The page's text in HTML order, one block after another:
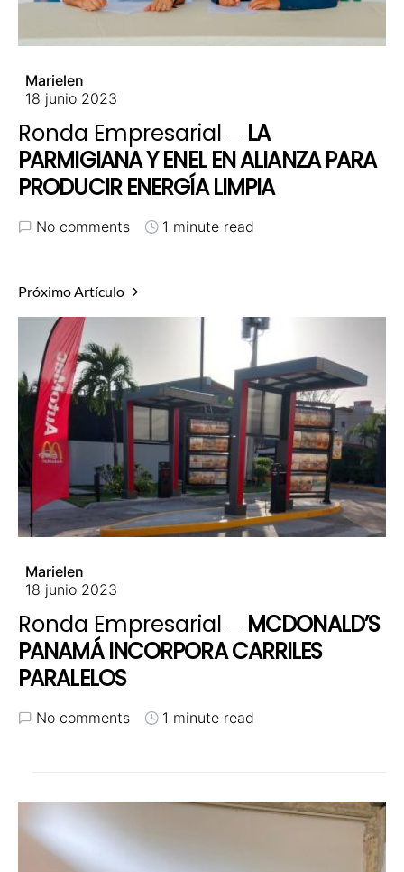
Marielen
18 junio 2023
Ronda Empresarial
LA
PARMIGIANA Y ENEL EN ALIANZA PARA
PRODUCIR ENERGÍA LIMPIA
No comments 1 minute read
Próximo Artículo
Marielen
18 junio 2023
Ronda Empresarial
MCDONALD’S
PANAMÁ INCORPORA CARRILES
PARALELOS
No comments 1 minute read